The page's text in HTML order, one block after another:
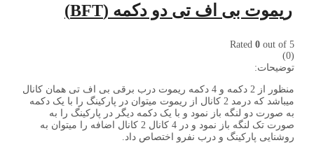
ریموت بی اف تی دو دکمه (BFT)
Rated 0 out of 5
(0)
توضیحات:
منظور از 2 دکمه و 4 دکمه ریموت درب برقی بی اف تی همان کانال
میباشد که درمد 2 کانال از ریموت میتوان در پارکینگ را با یک دکمه
به صورت دو لنگه باز نمود و با یک دکمه دیگر در پارکینگ را به
صورت تک لنگه باز نمود و در 4 کانال 2 کانال اضافه را میتوان به
روشنایی پارکینگ و درب نفرو اختصاص داد.